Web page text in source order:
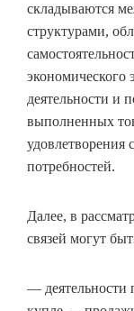
складываются
структурами,
экономического
деятельности и
выполненных
удовлетворения
потребностей.
Далее, в
связей могут
— деятельности